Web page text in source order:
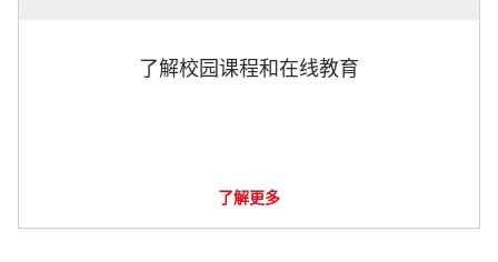
了解校园课程和在线教育
了解更多